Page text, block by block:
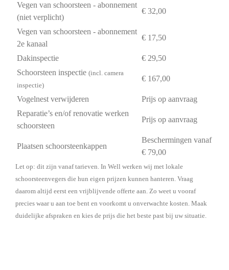
Vegen van schoorsteen - abonnement
(niet verplicht)
€ 32,00
Vegen van schoorsteen - abonnement
2e kanaal
€ 17,50
Dakinspectie
€ 29,50
Schoorsteen inspectie (incl. camera
inspectie)
€ 167,00
Vogelnest verwijderen
Prijs op aanvraag
Reparatie’s en/of renovatie werken
schoorsteen
Prijs op aanvraag
Plaatsen schoorsteenkappen
Beschermingen vanaf
€ 79,00
Let op: dit zijn vanaf tarieven. In Well werken wij met lokale
schoorsteenvegers die hun eigen prijzen kunnen hanteren. Vraag
daarom altijd eerst een vrijblijvende offerte aan. Zo weet u vooraf
precies waar u aan toe bent en voorkomt u onverwachte kosten. Maak
duidelijke afspraken en kies de prijs die het beste past bij uw situatie.